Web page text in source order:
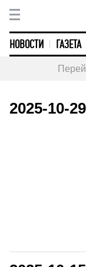
НОВОСТИ ГАЗЕТА
2025-10-29